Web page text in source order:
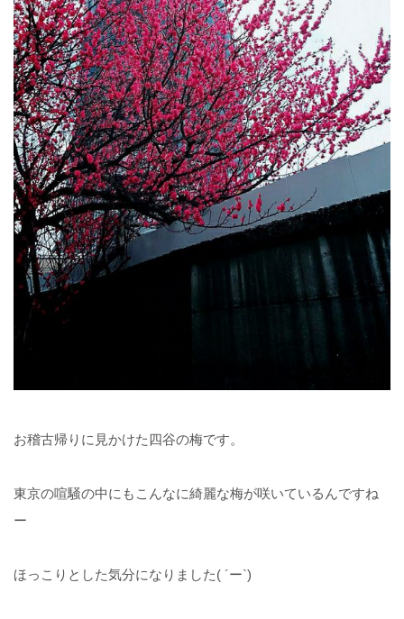
お稽古帰りに見かけた四谷の梅です。
東京の喧騒の中にもこんなに綺麗な梅が咲いているんですね
ー
ほっこりとした気分になりました( ´ー`)